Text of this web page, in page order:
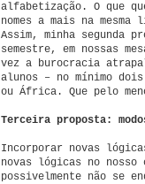
alfabetização. O que
nomes a mais na
Assim, minha segunda
semestre, em nossas
vez a burocracia
alunos – no mínimo
ou África. Que pelo
Terceira proposta:
Incorporar novas
novas lógicas no
possivelmente não se